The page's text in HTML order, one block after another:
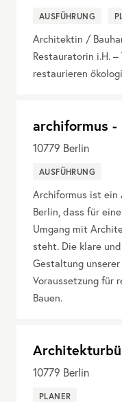
AUSFÜHRUNG
Architektin /
Restauratorin i.H.
restaurieren
archiformus
10779 Berlin
AUSFÜHRUNG
Archiformus ist ein
Berlin, dass für
Umgang mit
steht. Die klare
Gestaltung
Voraussetzung für
Bauen.
10779 Berlin
PLANER